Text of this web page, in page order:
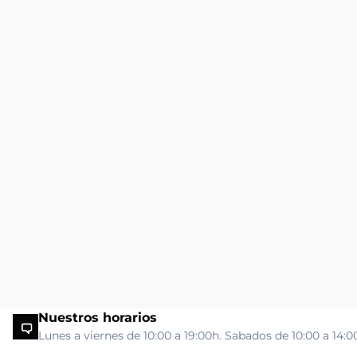
Nuestros horarios
Lunes a viernes de 10:00 a 19:00h. Sabados de 10:00 a